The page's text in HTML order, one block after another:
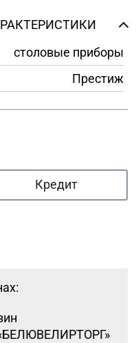
столовые приборы
Престиж
Кредит